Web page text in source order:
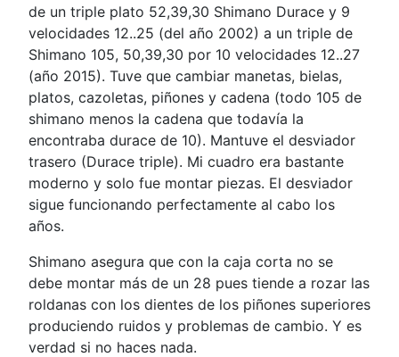
de un triple plato 52,39,30 Shimano Durace y 9
velocidades 12..25 (del año 2002) a un triple de
Shimano 105, 50,39,30 por 10 velocidades 12..27
(año 2015). Tuve que cambiar manetas, bielas,
platos, cazoletas, piñones y cadena (todo 105 de
shimano menos la cadena que todavía la
encontraba durace de 10). Mantuve el desviador
trasero (Durace triple). Mi cuadro era bastante
moderno y solo fue montar piezas. El desviador
sigue funcionando perfectamente al cabo los
años.
Shimano asegura que con la caja corta no se
debe montar más de un 28 pues tiende a rozar las
roldanas con los dientes de los piñones superiores
produciendo ruidos y problemas de cambio. Y es
verdad si no haces nada.